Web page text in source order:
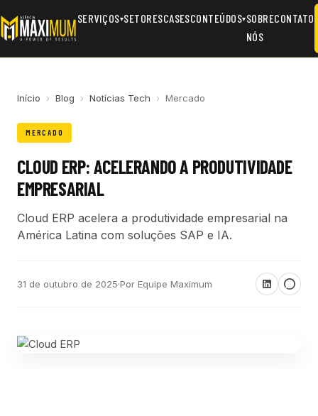
SERVIÇOS▾SETORESCASESCONTEÚDOS▾SOBRE
NÓS
CONTATO
Início › Blog › Notícias Tech › Mercado
MERCADO
CLOUD ERP: ACELERANDO A PRODUTIVIDADE
EMPRESARIAL
Cloud ERP acelera a produtividade empresarial na
América Latina com soluções SAP e IA.
31 de outubro de 2025·Por Equipe Maximum